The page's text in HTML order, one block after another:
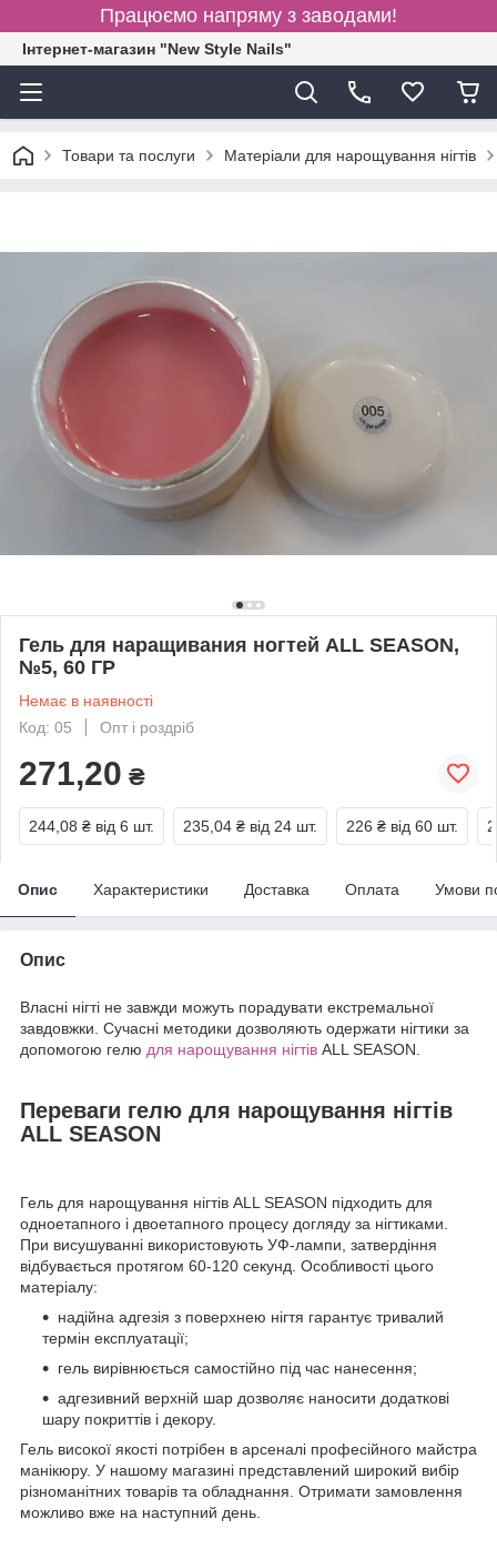
Працюємо напряму з заводами!
Інтернет-магазин "New Style Nails"
Товари та послуги Матеріали для нарощування нігтів
Гель для наращивания ногтей ALL SEASON,
№5, 60 ГР
Немає в наявності
Код: 05
Опт і роздріб
271,20 ₴
244,08 ₴ від 6 шт. 235,04 ₴ від 24 шт. 226 ₴ від 60 шт.
Опис Характеристики Доставка Оплата Умови
Опис
Власні нігті не завжди можуть порадувати екстремальної
завдовжки. Сучасні методики дозволяють одержати нігтики за
допомогою гелю для нарощування нігтів ALL SEASON.
Переваги гелю для нарощування нігтів
ALL SEASON
Гель для нарощування нігтів ALL SEASON підходить для
одноетапного і двоетапного процесу догляду за нігтиками.
При висушуванні використовують УФ-лампи, затвердіння
відбувається протягом 60-120 секунд. Особливості цього
матеріалу:
надійна адгезія з поверхнею нігтя гарантує тривалий
термін експлуатації;
гель вирівнюється самостійно під час нанесення;
адгезивний верхній шар дозволяє наносити додаткові
шару покриттів і декору.
Гель високої якості потрібен в арсеналі професійного майстра
манікюру. У нашому магазині представлений широкий вибір
різноманітних товарів та обладнання. Отримати замовлення
можливо вже на наступний день.